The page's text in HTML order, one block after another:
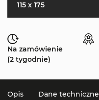
115 x 175
Na zamówienie
(2 tygodnie)
Opis Dane techniczne